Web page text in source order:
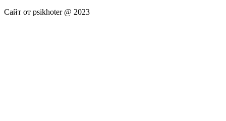
Сайт от psikhoter @ 2023